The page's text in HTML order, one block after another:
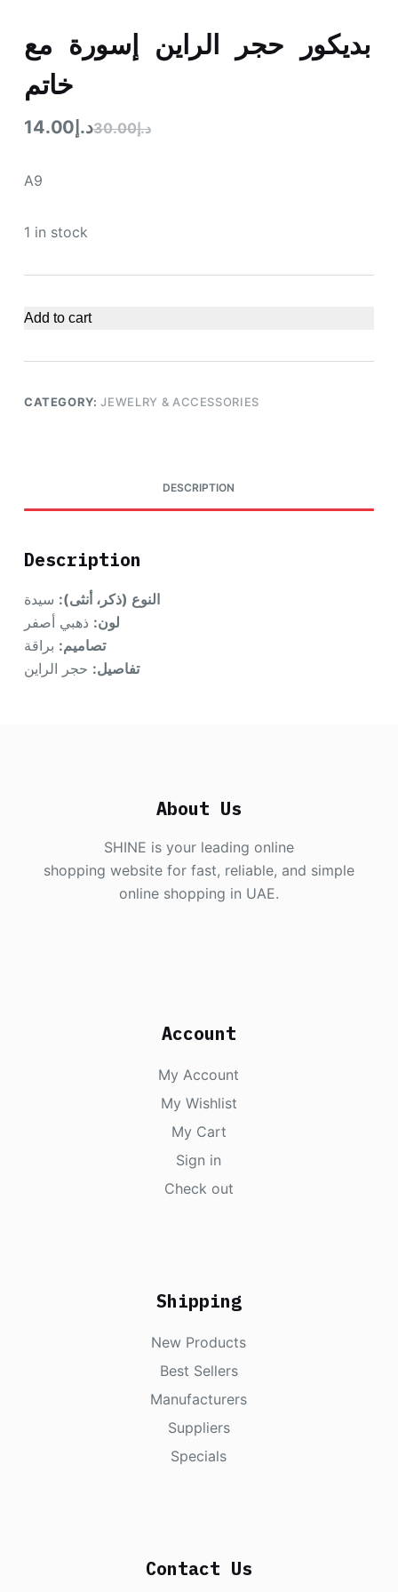
بديكور حجر الراين إسورة مع
خاتم
د.إ30.00د.إ 14.00
A9
1 in stock
Add to cart
CATEGORY:JEWELRY & ACCESSORIES
DESCRIPTION
Description
النوع (ذكر، أنثى): سيدة
لون: ذهبي أصفر
تصاميم: براقة
تفاصيل: حجر الراين
About Us
SHINE is your leading online
shopping website for fast, reliable, and simple
online shopping in UAE.
Account
My Account
My Wishlist
My Cart
Sign in
Check out
Shipping
New Products
Best Sellers
Manufacturers
Suppliers
Specials
Contact Us